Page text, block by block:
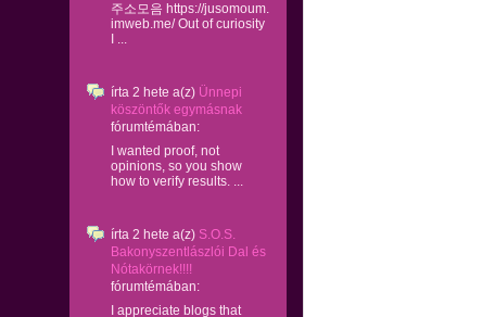
주소모음 https://jusomoum.
imweb.me/ Out of curiosity
I ...
írta 2 hete a(z) Ünnepi
köszöntők egymásnak
fórumtémában:
I wanted proof, not
opinions, so you show
how to verify results. ...
írta 2 hete a(z) S.O.S.
Bakonyszentlászlói Dal és
Nótakörnek!!!!
fórumtémában:
I appreciate blogs that